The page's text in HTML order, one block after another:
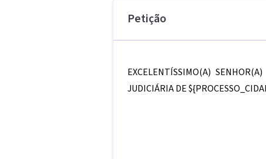
Petição
EXCELENTÍSSIMO(A)
JUDICIÁRIA DE